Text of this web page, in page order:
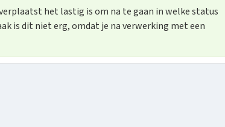
het lastig is om na te gaan in welke status
is dit niet erg, omdat je na verwerking met een